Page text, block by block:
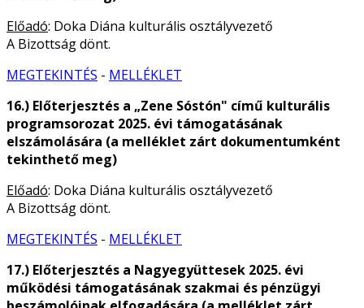
Előadó: Doka Diána kulturális osztályvezető
A Bizottság dönt.
MEGTEKINTÉS - MELLÉKLET
16.) Előterjesztés a „Zene Sóstón" című kulturális
programsorozat 2025. évi támogatásának
elszámolására (a melléklet zárt dokumentumként
tekinthető meg)
Előadó: Doka Diána kulturális osztályvezető
A Bizottság dönt.
MEGTEKINTÉS - MELLÉKLET
17.) Előterjesztés a Nagyegyüttesek 2025. évi
működési támogatásának szakmai és pénzügyi